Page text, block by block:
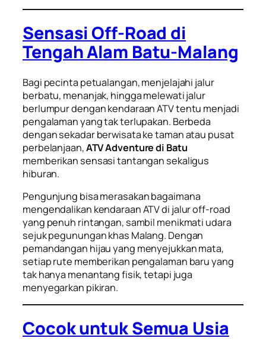
Sensasi Off-Road di
Tengah Alam Batu-Malang
Bagi pecinta petualangan, menjelajahi jalur
berbatu, menanjak, hingga melewati jalur
berlumpur dengan kendaraan ATV tentu menjadi
pengalaman yang tak terlupakan. Berbeda
dengan sekadar berwisata ke taman atau pusat
perbelanjaan,ATV Adventure di Batu
memberikan sensasi tantangan sekaligus
hiburan.
Pengunjung bisa merasakan bagaimana
mengendalikan kendaraan ATV di jalur off-road
yang penuh rintangan, sambil menikmati udara
sejuk pegunungan khas Malang. Dengan
pemandangan hijau yang menyejukkan mata,
setiap rute memberikan pengalaman baru yang
tak hanya menantang fisik, tetapi juga
menyegarkan pikiran.
Cocok untuk Semua Usia